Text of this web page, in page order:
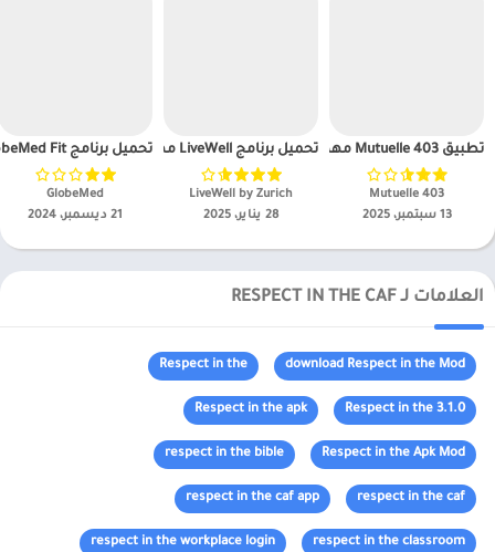
تطبيق Mutuelle 403 مهكر
Mutuelle 403‏
13 سبتمبر، 2025
تحميل برنامج LiveWell مهكر APK للاندرويد 2025
LiveWell by Zurich‏
28 يناير، 2025
تحميل برنامج GlobeMed Fit مهكر APK للاندرويد 2025
GlobeMed‏
21 ديسمبر، 2024
العلامات لـ RESPECT IN THE CAF
download Respect in the Mod
Respect in the
Respect in the 3.1.0
Respect in the apk
Respect in the Apk Mod
respect in the bible
respect in the caf
respect in the caf app
respect in the classroom
respect in the workplace login